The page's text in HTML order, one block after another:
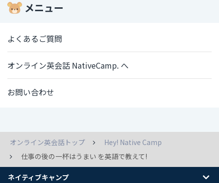
メニュー
よくあるご質問
オンライン英会話 NativeCamp. へ
お問い合わせ
オンライン英会話トップ
Hey! Native Camp
仕事の後の一杯はうまい を英語で教えて!
ネイティブキャンプ